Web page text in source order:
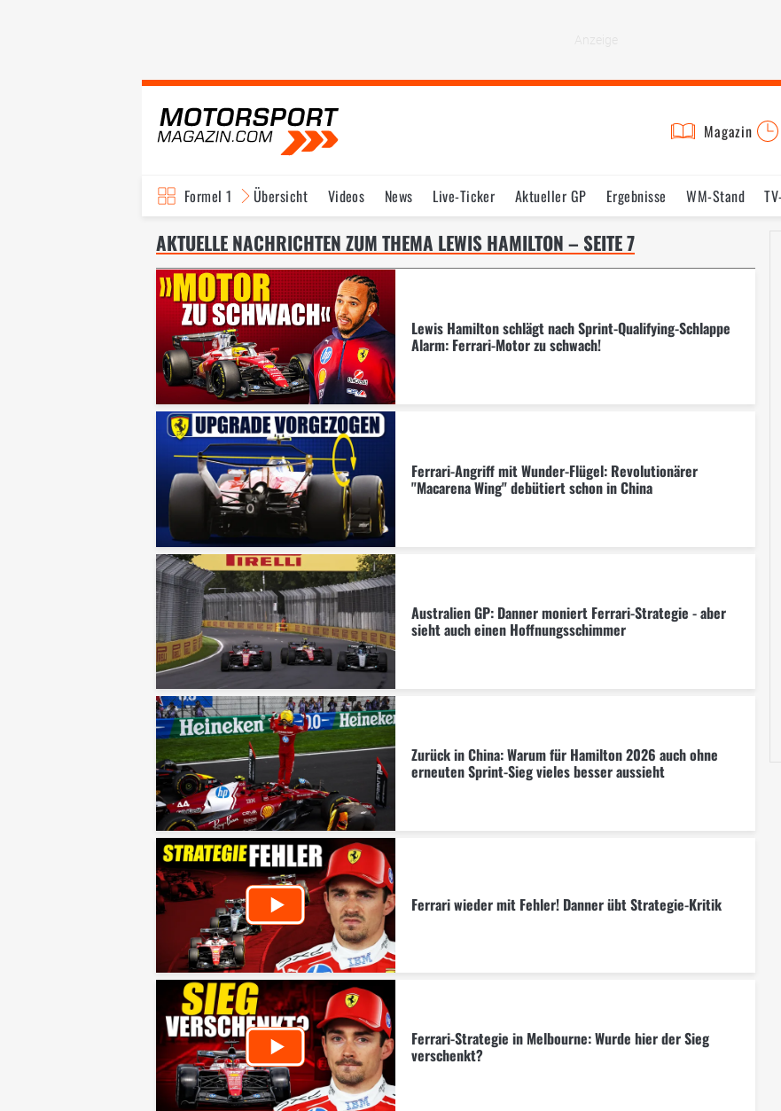
Magazin
Formel 1 Übersicht Videos News Live-Ticker Aktueller GP Ergebnisse WM-Stand
Fahrer & Teams
Bilder Termine Statistik Testfahrten
AKTUELLE NACHRICHTEN ZUM THEMA LEWIS HAMILTON – SEITE 7
Lewis Hamilton schlägt nach Sprint-Qualifying-Schlappe
Alarm: Ferrari-Motor zu schwach!
Ferrari-Angriff mit Wunder-Flügel: Revolutionärer
"Macarena Wing" debütiert schon in China
Australien GP: Danner moniert Ferrari-Strategie - aber
sieht auch einen Hoffnungsschimmer
Zurück in China: Warum für Hamilton 2026 auch ohne
erneuten Sprint-Sieg vieles besser aussieht
Ferrari wieder mit Fehler! Danner übt Strategie-Kritik
Ferrari-Strategie in Melbourne: Wurde hier der Sieg
verschenkt?